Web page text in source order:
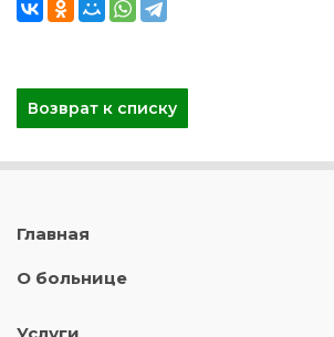
Возврат к списку
Главная
О больнице